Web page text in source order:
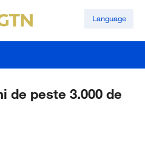
Language
de peste 3.000 de